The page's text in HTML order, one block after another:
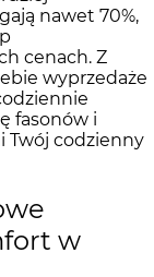
nawet 70%,
cenach. Z
wyprzedaże
fasonów i
Twój codzienny
w